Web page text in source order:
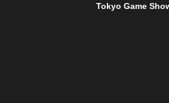
Tokyo Game